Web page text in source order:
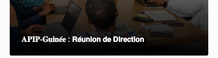
𝐀𝐏𝐈𝐏-𝐆𝐮𝐢𝐧𝐞́𝐞 : 𝗥𝗲́𝘂𝗻𝗶𝗼𝗻 𝗱𝗲 𝗗𝗶𝗿𝗲𝗰𝘁𝗶𝗼𝗻